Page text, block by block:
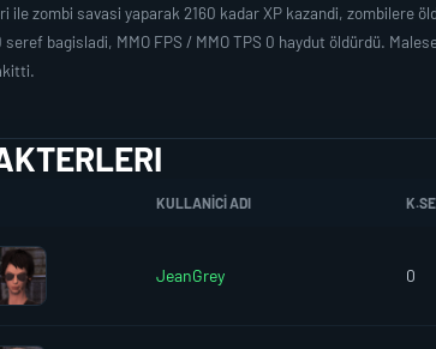
ile zombi savasi yaparak 2160 kadar XP kazandi, zombilere
seref bagisladi, MMO FPS / MMO TPS 0 haydut öldürdü.
KULLANICI ADI
JeanGrey 0